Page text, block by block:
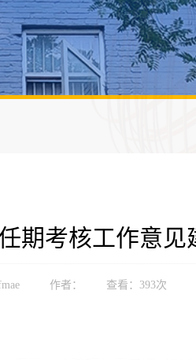
期考核工作意见
作者： 查看： 393次